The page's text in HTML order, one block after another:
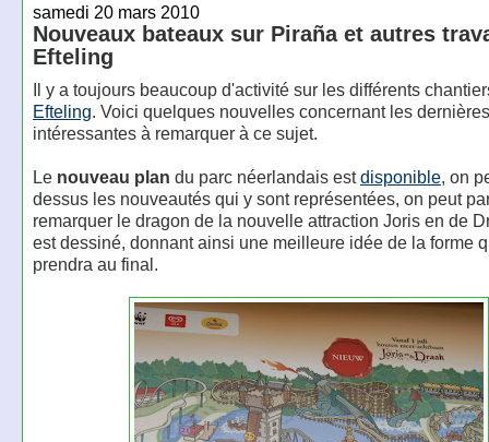
samedi 20 mars 2010
Nouveaux bateaux sur Piraña et autres
Efteling
Il y a toujours beaucoup d'activité sur les différents
Efteling. Voici quelques nouvelles concernant les
intéressantes à remarquer à ce sujet.
Le nouveau plan du parc néerlandais estdisponible, on
dessus les nouveautés qui y sont représentées, on peut
remarquer le dragon de la nouvelle attraction Joris en de
est dessiné, donnant ainsi une meilleure idée de la forme
prendra au final.